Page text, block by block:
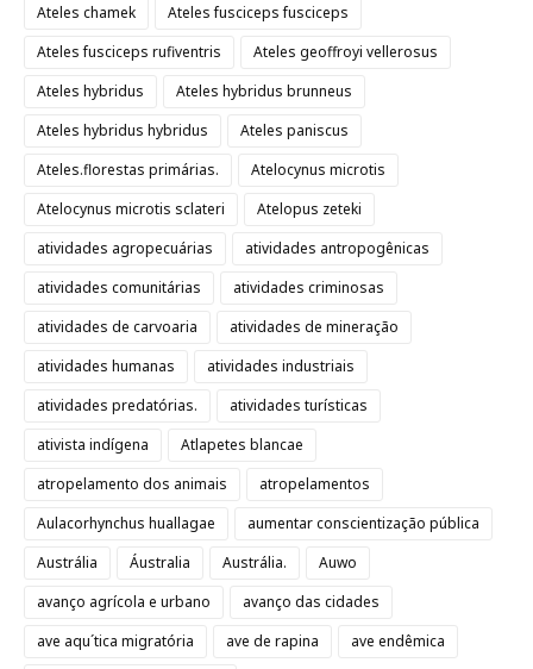
Ateles chamek
Ateles fusciceps fusciceps
Ateles fusciceps rufiventris
Ateles geoffroyi vellerosus
Ateles hybridus
Ateles hybridus brunneus
Ateles hybridus hybridus
Ateles paniscus
Ateles.florestas primárias.
Atelocynus microtis
Atelocynus microtis sclateri
Atelopus zeteki
atividades agropecuárias
atividades antropogênicas
atividades comunitárias
atividades criminosas
atividades de carvoaria
atividades de mineração
atividades humanas
atividades industriais
atividades predatórias.
atividades turísticas
ativista indígena
Atlapetes blancae
atropelamento dos animais
atropelamentos
Aulacorhynchus huallagae
aumentar conscientização pública
Austrália
Áustralia Austrália.
Auwo
avanço agrícola e urbano
avanço das cidades
ave aqu´tica migratória
ave de rapina
ave endêmica